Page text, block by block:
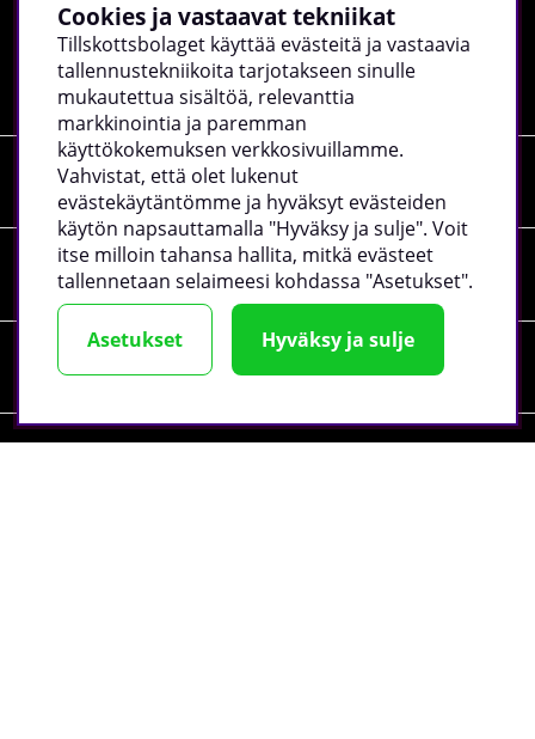
Rekisteröidy
Ostokset
Tiedot
Sosiaalinen media
Cookies ja vastaavat tekniikat
Tillskottsbolaget käyttää evästeitä ja vastaavia
tallennustekniikoita tarjotakseen sinulle
mukautettua sisältöä, relevanttia
markkinointia ja paremman
käyttökokemuksen verkkosivuillamme.
Vahvistat, että olet lukenut
evästekäytäntömme ja hyväksyt evästeiden
käytön napsauttamalla "Hyväksy ja sulje". Voit
itse milloin tahansa hallita, mitkä evästeet
tallennetaan selaimeesi kohdassa "Asetukset".
Asetukset Hyväksy ja sulje